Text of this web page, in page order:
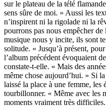
sur le plateau de la télé
sens sûre de moi. » Aussi les
n’inspirent ni la rigolade ni la
pourrons pas nous empêcher
musique nous y incite, ils sont
solitude. « Jusqu’à présent,
l’album précédent évoquaient
constate-t-elle. « Mais des
même chose aujourd’hui. » Si
laissé la place à une femme, les
tourbillonner. « Même avec les
moments vraiment très